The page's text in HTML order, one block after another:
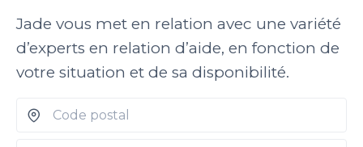
Jade vous met en relation avec une variété
d’experts en relation d’aide, en fonction de
votre situation et de sa disponibilité.